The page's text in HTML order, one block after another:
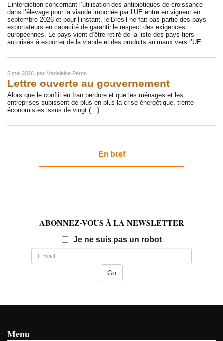
L’interdiction concernant l’utilisation des antibiotiques de croissance
dans l’élevage pour la viande importée par l’UE entre en vigueur en
septembre 2026 et pour l’instant, le Brésil ne fait pas partie des pays
exportateurs en capacité de garantir le respect des exigences
européennes. Le pays vient d’être retiré de la liste des pays tiers
autorisés à exporter de la viande et des produits animaux vers l’UE.
5 mai 2026 , par Madeleine Péron
Lettre ouverte au gouvernement
Alors que le conflit en Iran perdure et que les ménages et les
entreprises subissent de plus en plus la crise énergétique, trente
économistes issus de vingt (…)
En bref
ABONNEZ-VOUS À LA NEWSLETTER
Je ne suis pas un robotEmail
Menu